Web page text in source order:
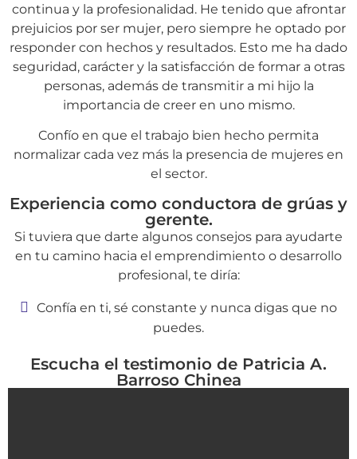
continua y la profesionalidad. He tenido que afrontar
prejuicios por ser mujer, pero siempre he optado por
responder con hechos y resultados. Esto me ha dado
seguridad, carácter y la satisfacción de formar a otras
personas, además de transmitir a mi hijo la
importancia de creer en uno mismo.
Confío en que el trabajo bien hecho permita
normalizar cada vez más la presencia de mujeres en
el sector.
Experiencia como conductora de grúas y
gerente.
Si tuviera que darte algunos consejos para ayudarte
en tu camino hacia el emprendimiento o desarrollo
profesional, te diría:
Confía en ti, sé constante y nunca digas que no
puedes.
Escucha el testimonio de Patricia A.
Barroso Chinea